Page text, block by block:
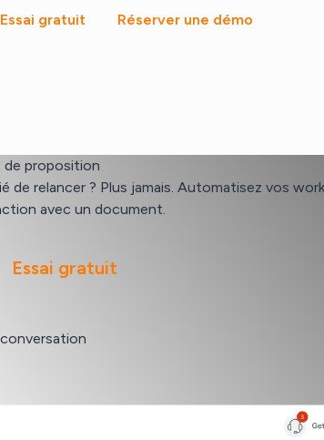
Essai gratuit Réserver une démo
proposition
de relancer ? Plus jamais. Automatisez vos
avec un document.
Essai gratuit